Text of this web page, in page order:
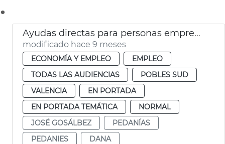
.
Ayudas directas para personas emprenedoras
modificado hace 9 meses
ECONOMÍA Y EMPLEO
EMPLEO
TODAS LAS AUDIENCIAS
POBLES SUD
VALENCIA
EN PORTADA
EN PORTADA TEMÁTICA
NORMAL
JOSÉ GOSÁLBEZ
PEDANÍAS
PEDANIES
DANA